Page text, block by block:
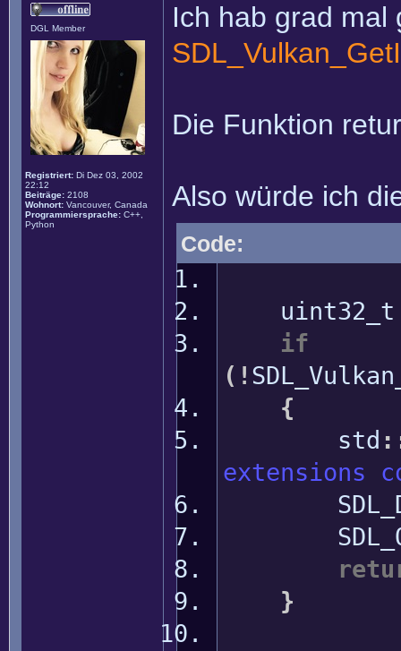
DGL Member
Registriert: Di Dez 03, 2002
22:12
Beiträge: 2108
Wohnort: Vancouver, Canada
Programmiersprache: C++,
Python
Ich hab grad mal
Die Funktion
Also würde ich
Code:
uint32_t
if
( !
{
std
extensions
}